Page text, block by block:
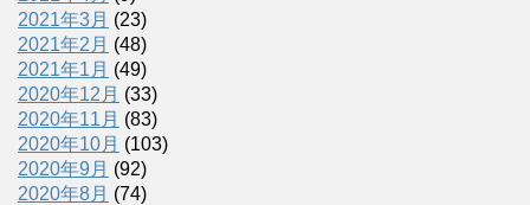
2021年3月 (23)
2021年2月 (48)
2021年1月 (49)
2020年12月 (33)
2020年11月 (83)
2020年10月 (103)
2020年9月 (92)
2020年8月 (74)